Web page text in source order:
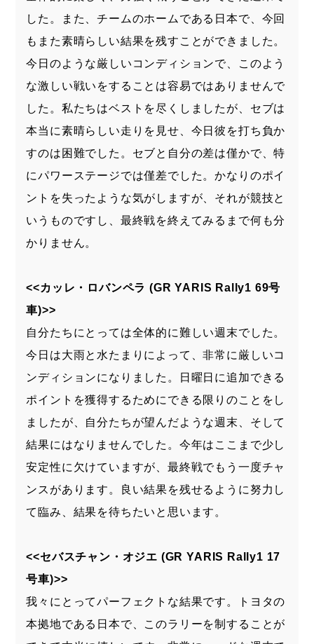
した。また、チームのホームである日本で、今回
もまた素晴らしい結果を残すことができました。
今日のような厳しいコンディションで、このよう
な激しい戦いをすることは容易ではありませんで
した。私たちはベストを尽くしましたが、セブは
本当に素晴らしい走りを見せ、今日彼を打ち負か
すのは困難でした。セブと自分の差は僅かで、特
にパワーステージでは僅差でした。かなりのポイ
ントを失ったような気がしますが、それが競技と
いうものですし、最終戦を終えてみるまで何も分
かりません。
<<カッレ・ロバンペラ (GR YARIS Rally1 69号
車)>>
自分たちにとっては全体的に難しい週末でした。
今日は大雨と水たまりによって、非常に厳しいコ
ンディションになりました。日曜日に追加できる
ポイントを獲得するためにできる限りのことをし
ましたが、自分たちが望んだような週末、そして
結果にはなりませんでした。今年はここまで少し
安定性に欠けていますが、最終戦でもう一度チャ
ンスがあります。良い結果を残せるように努力し
て臨み、結果を待ちたいと思います。
<<セバスチャン・オジエ (GR YARIS Rally1 17
号車)>>
我々にとってパーフェクトな結果です。トヨタの
本拠地である日本で、このラリーを制することが